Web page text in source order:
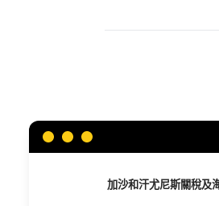
加沙和汗尤尼斯關稅及